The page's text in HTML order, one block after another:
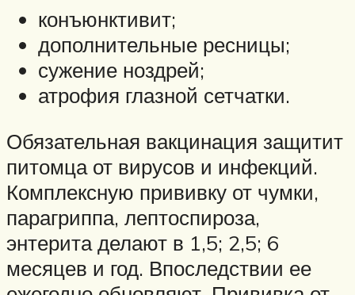
конъюнктивит;
дополнительные ресницы;
сужение ноздрей;
атрофия глазной сетчатки.
Обязательная вакцинация защитит
питомца от вирусов и инфекций.
Комплексную прививку от чумки,
парагриппа, лептоспироза,
энтерита делают в 1,5; 2,5; 6
месяцев и год. Впоследствии ее